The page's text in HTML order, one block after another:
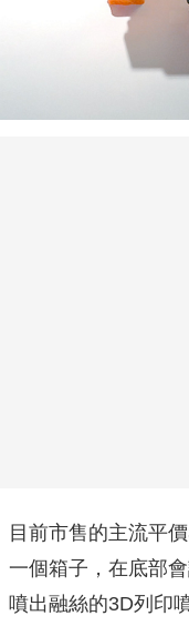
目前市售的主流平
一個箱子，在底部
噴出融絲的3D列印